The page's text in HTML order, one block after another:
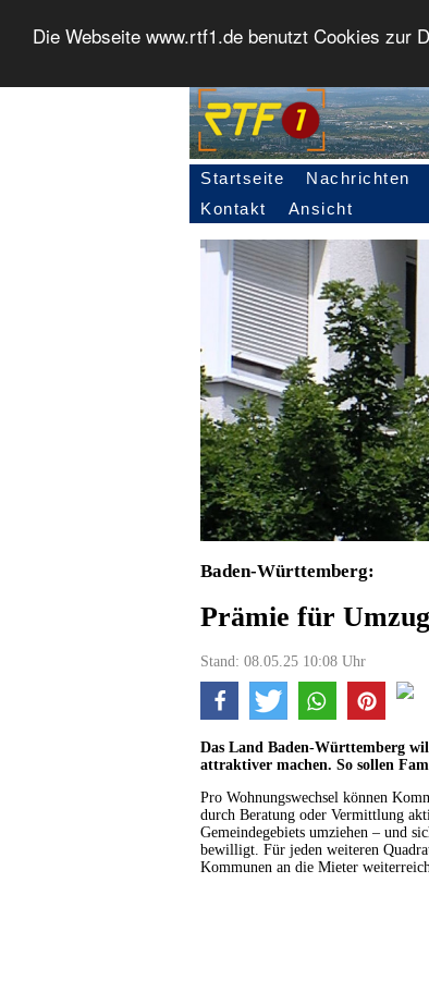
Die Webseite www.rtf1.de benutzt Cookies zur
Startseite Nachrichten
Kontakt
Ansicht
Baden-Württemberg:
Prämie für
Stand: 08.05.25 10:08 Uhr
Das Land Baden-Württemberg
attraktiver machen. So sollen
Pro Wohnungswechsel können
durch Beratung oder Vermittlung
Gemeindegebiets umziehen – und
bewilligt. Für jeden weiteren
Kommunen an die Mieter